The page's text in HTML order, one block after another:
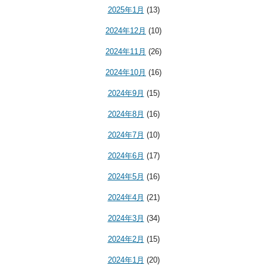
2025年1月 (13)
2024年12月 (10)
2024年11月 (26)
2024年10月 (16)
2024年9月 (15)
2024年8月 (16)
2024年7月 (10)
2024年6月 (17)
2024年5月 (16)
2024年4月 (21)
2024年3月 (34)
2024年2月 (15)
2024年1月 (20)